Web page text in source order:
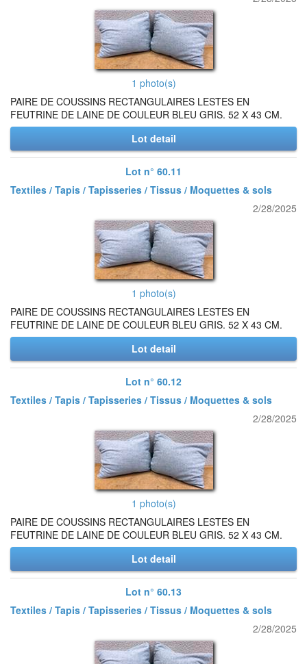
1 photo(s)
PAIRE DE COUSSINS RECTANGULAIRES LESTES EN
FEUTRINE DE LAINE DE COULEUR BLEU GRIS. 52 X 43 CM.
Lot detail
Lot n° 60.11
Textiles / Tapis / Tapisseries / Tissus / Moquettes & sols
2/28/2025
1 photo(s)
PAIRE DE COUSSINS RECTANGULAIRES LESTES EN
FEUTRINE DE LAINE DE COULEUR BLEU GRIS. 52 X 43 CM.
Lot detail
Lot n° 60.12
Textiles / Tapis / Tapisseries / Tissus / Moquettes & sols
2/28/2025
1 photo(s)
PAIRE DE COUSSINS RECTANGULAIRES LESTES EN
FEUTRINE DE LAINE DE COULEUR BLEU GRIS. 52 X 43 CM.
Lot detail
Lot n° 60.13
Textiles / Tapis / Tapisseries / Tissus / Moquettes & sols
2/28/2025